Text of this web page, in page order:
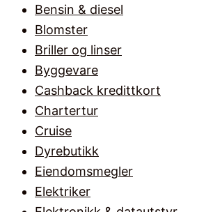
Bensin & diesel
Blomster
Briller og linser
Byggevare
Cashback kredittkort
Chartertur
Cruise
Dyrebutikk
Eiendomsmegler
Elektriker